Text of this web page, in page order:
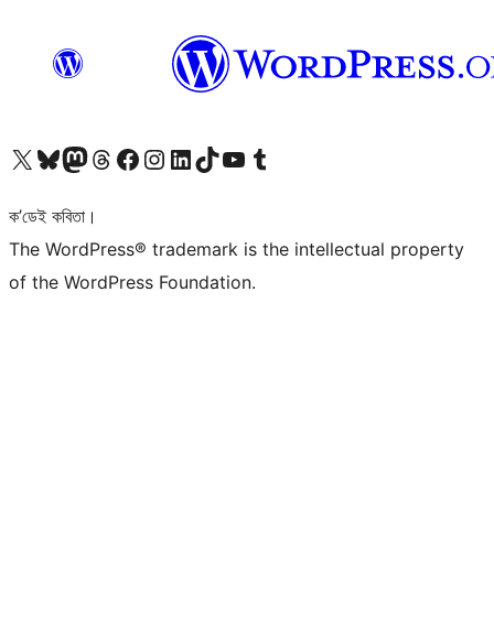
আমাৰ X (আগৰ Twitter) একাউণ্টলৈ যাওকআমাৰ Bluesky একাউণ্টলৈ যাওকআমাৰ Mastodon একাউণ্টলৈ যাওকআমাৰ Threads একাউণ্টলৈ যাওকআমাৰ Facebook পৃষ্ঠালৈ যাওকআমাৰ Instagram একাউণ্টলৈ যাওকআমাৰ LinkedIn একাউণ্টলৈ যাওকআমাৰ TikTok একাউণ্টলৈ যাওকআমাৰ YouTube চেনেললৈ যাওকআমাৰ Tumblr একাউণ্টলৈ যাওক
ক’ডেই কবিতা।
The WordPress® trademark is the intellectual property
of the WordPress Foundation.